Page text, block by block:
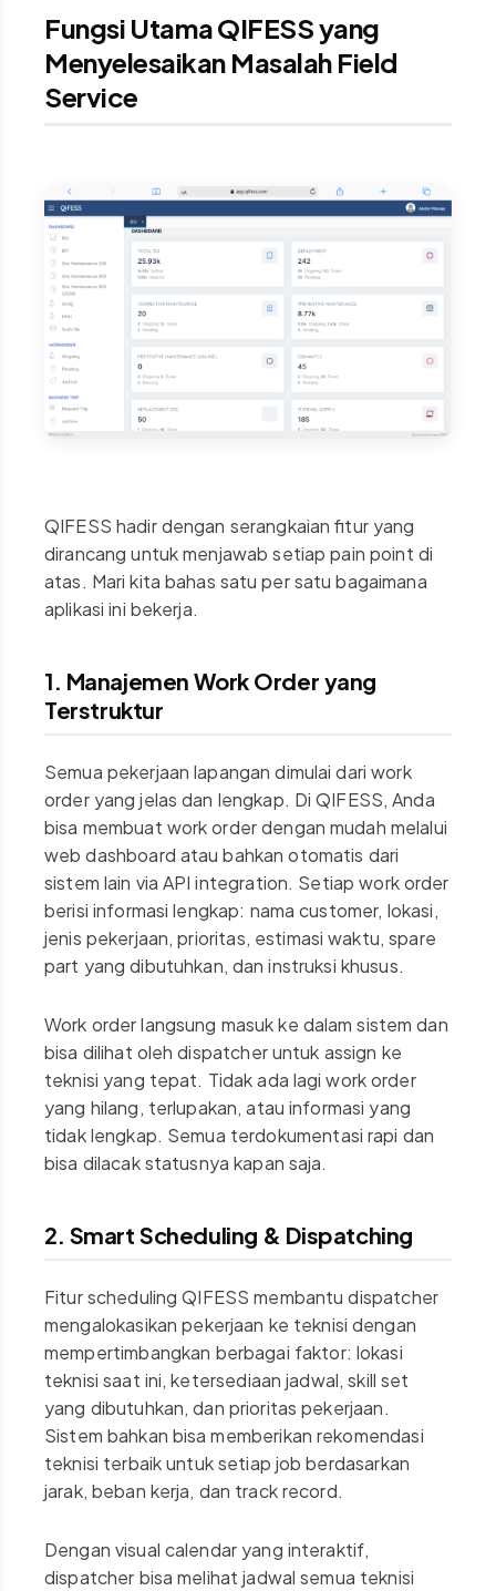
Fungsi Utama QIFESS yang
Menyelesaikan Masalah Field
Service
QIFESS hadir dengan serangkaian fitur yang
dirancang untuk menjawab setiap pain point di
atas. Mari kita bahas satu per satu bagaimana
aplikasi ini bekerja.
1. Manajemen Work Order yang
Terstruktur
Semua pekerjaan lapangan dimulai dari work
order yang jelas dan lengkap. Di QIFESS, Anda
bisa membuat work order dengan mudah melalui
web dashboard atau bahkan otomatis dari
sistem lain via API integration. Setiap work order
berisi informasi lengkap: nama customer, lokasi,
jenis pekerjaan, prioritas, estimasi waktu, spare
part yang dibutuhkan, dan instruksi khusus.
Work order langsung masuk ke dalam sistem dan
bisa dilihat oleh dispatcher untuk assign ke
teknisi yang tepat. Tidak ada lagi work order
yang hilang, terlupakan, atau informasi yang
tidak lengkap. Semua terdokumentasi rapi dan
bisa dilacak statusnya kapan saja.
2. Smart Scheduling & Dispatching
Fitur scheduling QIFESS membantu dispatcher
mengalokasikan pekerjaan ke teknisi dengan
mempertimbangkan berbagai faktor: lokasi
teknisi saat ini, ketersediaan jadwal, skill set
yang dibutuhkan, dan prioritas pekerjaan.
Sistem bahkan bisa memberikan rekomendasi
teknisi terbaik untuk setiap job berdasarkan
jarak, beban kerja, dan track record.
Dengan visual calendar yang interaktif,
dispatcher bisa melihat jadwal semua teknisi